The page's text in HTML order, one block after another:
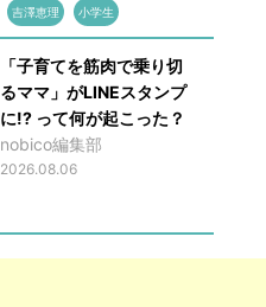
吉澤恵理 小学生
「子育てを筋肉で乗り切
るママ」がLINEスタンプ
に!? って何が起こった？
nobico編集部
2026.08.06